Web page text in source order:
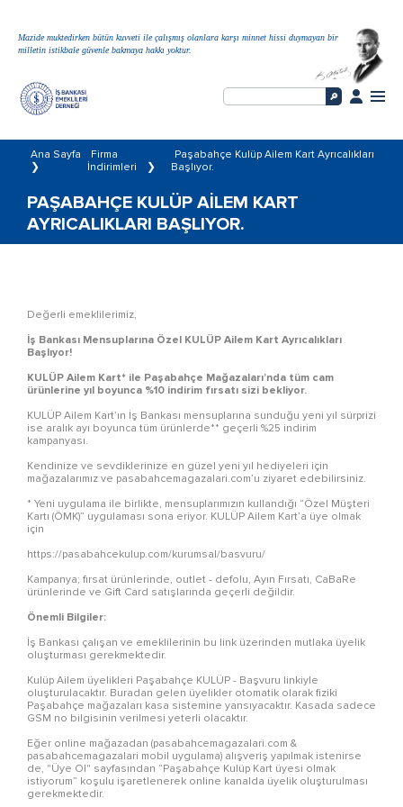
Mazide muktedirken bütün kuvveti ile çalışmış olanlara karşı minnet hissi duymayan bir
milletin istikbale güvenle bakmaya hakkı yoktur.
Ana Sayfa
❯
Firma
İndirimleri
❯
Paşabahçe Kulüp Ailem Kart Ayrıcalıkları
Başlıyor.
PAŞABAHÇE KULÜP AİLEM KART
AYRICALIKLARI BAŞLIYOR.
Değerli emeklilerimiz,
İş Bankası Mensuplarına Özel KULÜP Ailem Kart Ayrıcalıkları
Başlıyor!
KULÜP Ailem Kart* ile Paşabahçe Mağazaları’nda tüm cam
ürünlerine yıl boyunca %10 indirim fırsatı sizi bekliyor.
KULÜP Ailem Kart’ın İş Bankası mensuplarına sunduğu yeni yıl sürprizi
ise aralık ayı boyunca tüm ürünlerde** geçerli %25 indirim
kampanyası.
Kendinize ve sevdiklerinize en güzel yeni yıl hediyeleri için
mağazalarımız ve pasabahcemagazalari.com’u ziyaret edebilirsiniz.
* Yeni uygulama ile birlikte, mensuplarımızın kullandığı “Özel Müşteri
Kartı (ÖMK)” uygulaması sona eriyor. KULÜP Ailem Kart’a üye olmak
için
https://pasabahcekulup.com/kurumsal/basvuru/
Kampanya; fırsat ürünlerinde, outlet - defolu, Ayın Fırsatı, CaBaRe
ürünlerinde ve Gift Card satışlarında geçerli değildir.
Önemli Bilgiler:
İş Bankası çalışan ve emeklilerinin bu link üzerinden mutlaka üyelik
oluşturması gerekmektedir.
Kulüp Ailem üyelikleri Paşabahçe KULÜP - Başvuru linkiyle
oluşturulacaktır. Buradan gelen üyelikler otomatik olarak fiziki
Paşabahçe mağazaları kasa sistemine yansıyacaktır. Kasada sadece
GSM no bilgisinin verilmesi yeterli olacaktır.
Eğer online mağazadan (pasabahcemagazalari.com &
pasabahcemagazalari mobil uygulama) alışveriş yapılmak istenirse
de, "Üye Ol" sayfasından “Paşabahçe Kulüp Kart üyesi olmak
istiyorum” koşulu işaretlenerek online kanalda üyelik oluşturulması
gerekmektedir.